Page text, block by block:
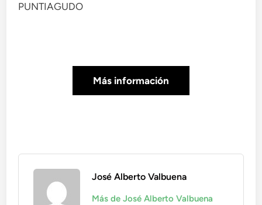
PUNTIAGUDO
Más información
José Alberto Valbuena
Más de José Alberto Valbuena